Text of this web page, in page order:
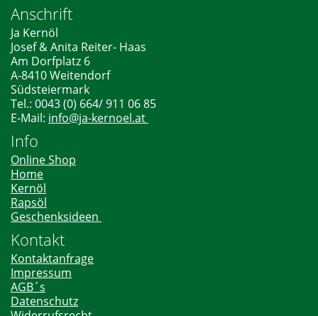
Anschrift
Ja Kernöl
Josef & Anita Reiter- Haas
Am Dorfplatz 6
A-8410 Weitendorf
Südsteiermark
Tel.: 0043 (0) 664/ 911 06 85
E-Mail: info@ja-kernoel.at
Info
Online Shop
Home
Kernöl
Rapsöl
Geschenksideen
Kontakt
Kontaktanfrage
Impressum
AGB´s
Datenschutz